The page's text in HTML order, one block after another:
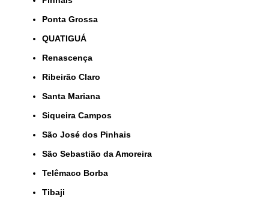
Ponta Grossa
QUATIGUÁ
Renascença
Ribeirão Claro
Santa Mariana
Siqueira Campos
São José dos Pinhais
São Sebastião da Amoreira
Telêmaco Borba
Tibaji